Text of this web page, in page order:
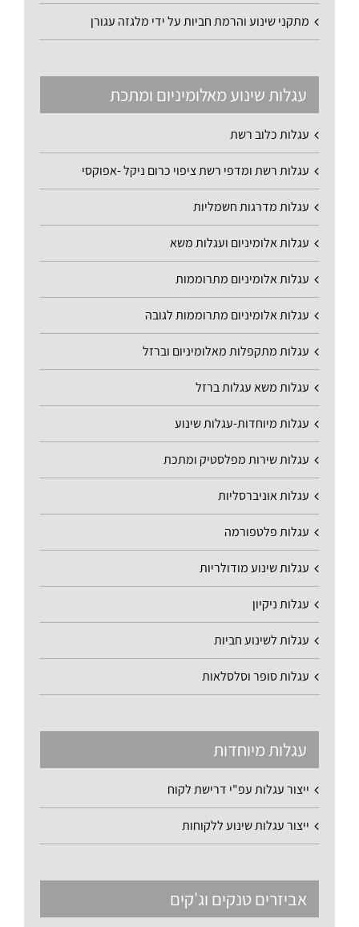
מתקני שינוע והרמת חביות על ידי מלגזה עגורן
עגלות שינוע מאלומיניום ומתכת
עגלות כלוב רשת
עגלות רשת ומדפי רשת ציפוי כרום ניקל -אפוקסי
עגלות מדרגות חשמליות
עגלות אלומיניום ועגלות משא
עגלות אלומיניום מתרוממות
עגלות אלומיניום מתרוממות לגובה
עגלות מתקפלות מאלומיניום וברזל
עגלות משא עגלות ברזל
עגלות מיוחדות-עגלות שינוע
עגלות שירות מפלסטיק ומתכת
עגלות אוניברסליות
עגלות פלטפורמה
עגלות שינוע מודולריות
עגלות ניקיון
עגלות לשינוע חביות
עגלות סופר וסלסלאות
עגלות מיוחדות
ייצור עגלות עפ"י דרישת לקוח
ייצור עגלות שינוע ללקוחות
אביזרים טנקים וג'קים